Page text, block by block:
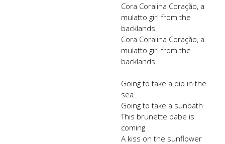
Cora Coralina Coração, a
mulatto girl from the
backlands
Cora Coralina Coração, a
mulatto girl from the
backlands
Going to take a dip in the
sea
Going to take a sunbath
This brunette babe is
coming
A kiss on the sunflower